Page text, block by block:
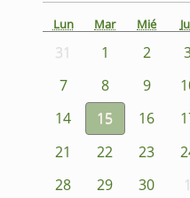
Lun Mar Mié
31 1 2
7
8 9
14
15 16
21
22 23
28
29 30 1